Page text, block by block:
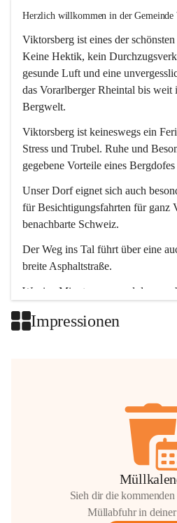
Herzlich willkommen in der Gemeinde
Viktorsberg ist eines der
Keine Hektik, kein
gesunde Luft und eine
das Vorarlberger Rheintal bis weit
Bergwelt.
Viktorsberg ist keineswegs ein
Stress und Trubel. Ruhe und
gegebene Vorteile eines
Unser Dorf eignet sich auch
für Besichtigungsfahrten für ganz
benachbarte Schweiz.
Der Weg ins Tal führt über eine
breite Asphaltstraße.
Wenige Minuten nur, und das
Impressionen
Sieh dir die
Müllabfuhr in